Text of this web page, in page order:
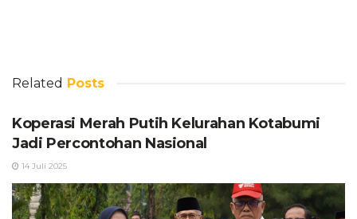
Related Posts
Koperasi Merah Putih Kelurahan Kotabumi
Jadi Percontohan Nasional
14 Juli 2025